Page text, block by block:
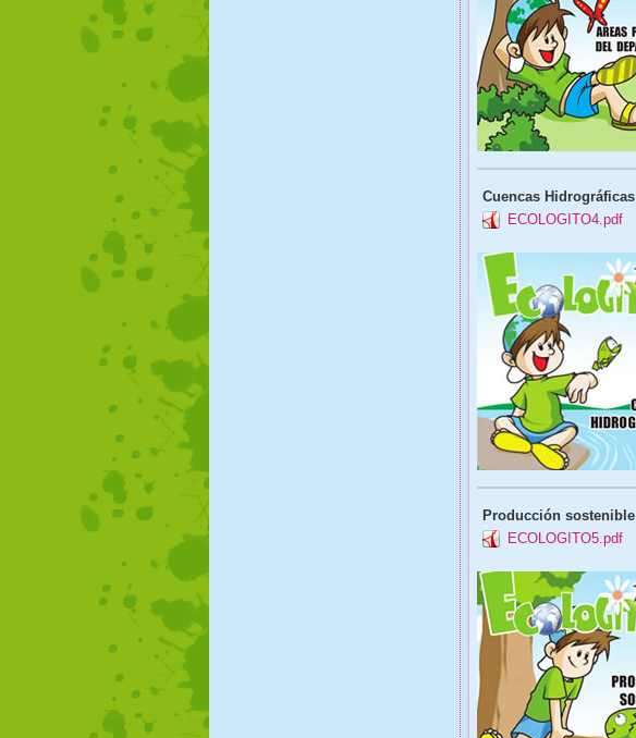
Cuencas Hidrográficas
ECOLOGITO4.pdf
Producción sostenible
ECOLOGITO5.pdf